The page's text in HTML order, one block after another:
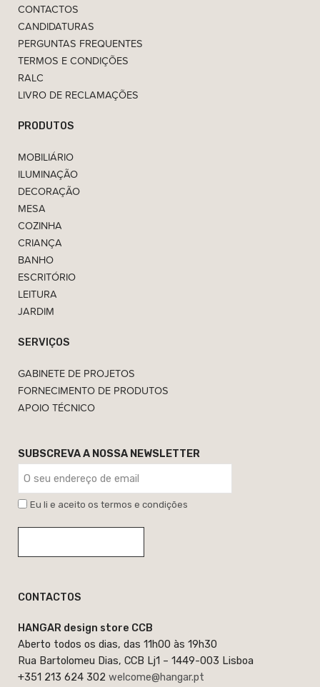
CONTACTOS
CANDIDATURAS
PERGUNTAS FREQUENTES
TERMOS E CONDIÇÕES
RALC
LIVRO DE RECLAMAÇÕES
PRODUTOS
MOBILIÁRIO
ILUMINAÇÃO
DECORAÇÃO
MESA
COZINHA
CRIANÇA
BANHO
ESCRITÓRIO
LEITURA
JARDIM
SERVIÇOS
GABINETE DE PROJETOS
FORNECIMENTO DE PRODUTOS
APOIO TÉCNICO
SUBSCREVA A NOSSA NEWSLETTER
Eu li e aceito os termos e condições
CONTACTOS
HANGAR design store CCB
Aberto todos os dias, das 11h00 às 19h30
Rua Bartolomeu Dias, CCB Lj1 – 1449-003 Lisboa
+351 213 624 302 welcome@hangar.pt